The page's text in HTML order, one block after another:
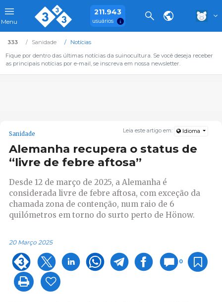
Menu
211.943
usuários
333 Sanidade
Notícias
Fique por dentro das últimas notícias da suinocultura. Se você deseja receber
as principais notícias por e-mail, se inscreva em nossa newsletter.
Leia este artigo em: Idioma
Sanidade
Alemanha recupera o status de
“livre de febre aftosa”
Desde 12 de março de 2025, a Alemanha é
considerada livre de febre aftosa, com exceção da
chamada zona de contenção, num raio de 6
quilómetros em torno do surto perto de Hönow.
20 Março 2025
0